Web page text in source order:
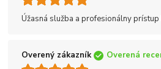
Úžasná služba a profesionálny prístup
Overený zákazník Overená